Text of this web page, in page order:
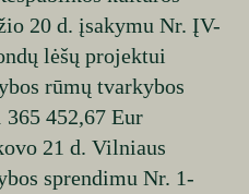
20 d. įsakymu Nr. ĮV-
lėšų projektui
rūmų tvarkybos
452,67 Eur
21 d. Vilniaus
sprendimu Nr. 1-